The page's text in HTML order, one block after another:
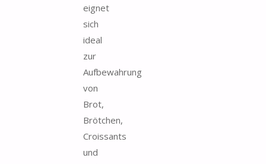
eignet
sich
ideal
zur
Aufbewahrung
von
Brot,
Brötchen,
Croissants
und